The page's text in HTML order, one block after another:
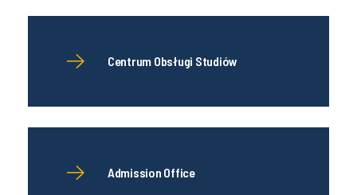
Centrum Obsługi Studiów
Admission Office